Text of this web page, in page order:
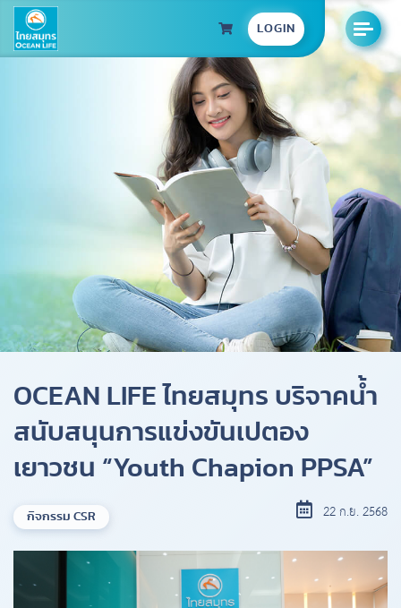
LOGIN
OCEAN LIFE ไทยสมุทร บริจาคน้ำ
สนับสนุนการแข่งขันเปตอง
เยาวชน “Youth Chapion PPSA”
กิจกรรม CSR 22 ก.ย. 2568